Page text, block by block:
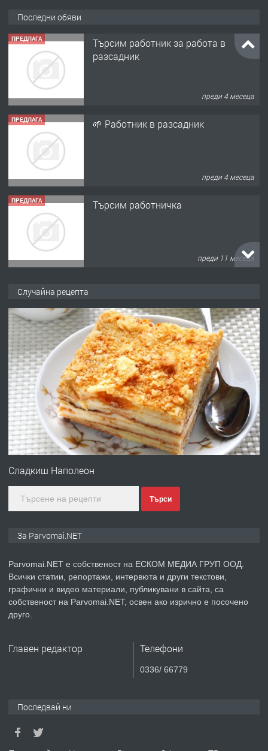
Последни обяви
ПРЕДЛАГА 🌱 Работник в разсадник
преди 4 месеца
ПРЕДЛАГА Търсим работничка
преди 11 месеца
ПРЕДЛАГА
Продава употребявани чисти и
преди 1 година
преди 1 година
ПРЕДЛАГА
Първи поход "По стъпките на Ангел
Войвода"
преди 1 година
ПРЕДЛАГА
Монтажник на малки детайли за
преди 1 година
ПРЕДЛАГА
Продавам апартамент - гр.
Случайна рецепта
Сладкиш Наполеон
Търси
За Parvomai.NET
Parvomai.NET е собственост на ЕСКОМ МЕДИА ГРУП ООД.
Всички статии, репортажи, интервюта и други текстови,
графични и видео материали, публикувани в сайта, са
собственост на Parvomai.NET, освен ако изрично е посочено
друго.
Главен редактор Телефони
0336/ 66779
Последвай ни